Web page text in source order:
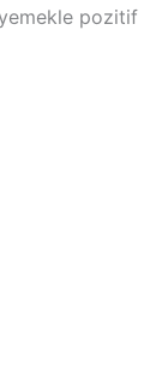
pozitif